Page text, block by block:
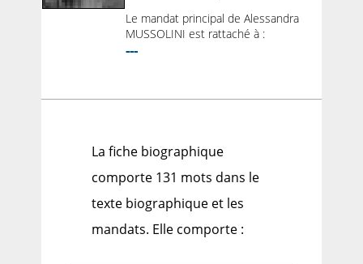
Le mandat principal de Alessandra
MUSSOLINI est rattaché à :
---
La fiche biographique
comporte 131 mots dans le
texte biographique et les
mandats. Elle comporte :